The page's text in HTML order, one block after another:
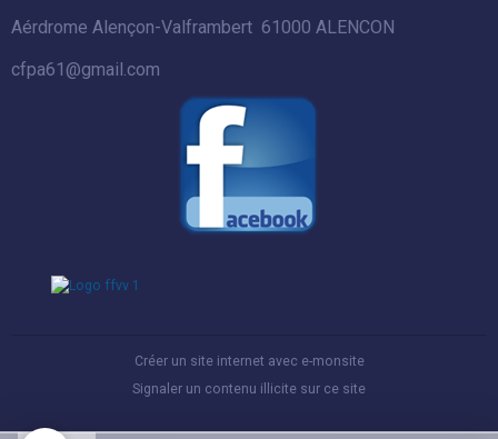
Aérdrome Alençon-Valframbert 61000 ALENCON
cfpa61@gmail.com
Créer un site internet avec e-monsite
Signaler un contenu illicite sur ce site